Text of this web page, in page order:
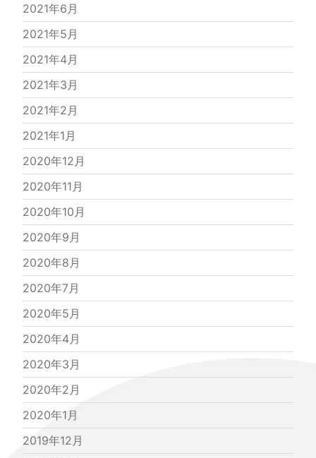
2021年6月
2021年5月
2021年4月
2021年3月
2021年2月
2021年1月
2020年12月
2020年11月
2020年10月
2020年9月
2020年8月
2020年7月
2020年5月
2020年4月
2020年3月
2020年2月
2020年1月
2019年12月